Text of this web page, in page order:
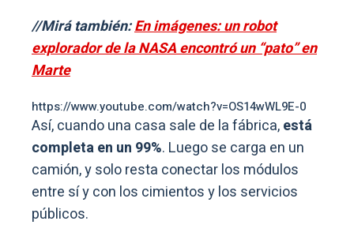
//Mirá también:En imágenes: un robot
explorador de la NASA encontró un “pato” en
Marte
https://www.youtube.com/watch?v=OS14wWL9E-0
Así, cuando una casa sale de la fábrica,está
completa en un 99%. Luego se carga en un
camión, y solo resta conectar los módulos
entre sí y con los cimientos y los servicios
públicos.